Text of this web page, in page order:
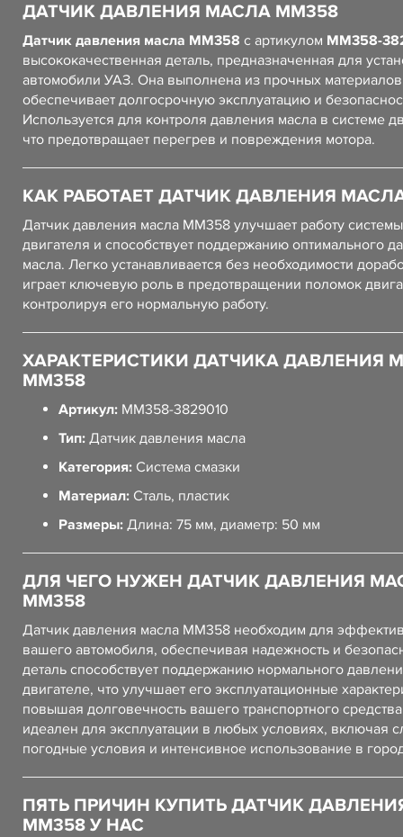
ДАТЧИК ДАВЛЕНИЯ МАСЛА ММ358
Датчик давления масла ММ358 с артикулом ММ358-
высококачественная деталь, предназначенная для
автомобили УАЗ. Она выполнена из прочных
обеспечивает долгосрочную эксплуатацию и
Используется для контроля давления масла в системе
что предотвращает перегрев и повреждения мотора.
КАК РАБОТАЕТ ДАТЧИК ДАВЛЕНИЯ
Датчик давления масла ММ358 улучшает работу
двигателя и способствует поддержанию оптимального
масла. Легко устанавливается без необходимости
играет ключевую роль в предотвращении поломок
контролируя его нормальную работу.
ХАРАКТЕРИСТИКИ ДАТЧИКА ДАВЛЕНИЯ
ММ358
Артикул: ММ358-3829010
Тип: Датчик давления масла
Категория: Система смазки
Материал: Сталь, пластик
Размеры: Длина: 75 мм, диаметр: 50 мм
ДЛЯ ЧЕГО НУЖЕН ДАТЧИК ДАВЛЕНИЯ
ММ358
Датчик давления масла ММ358 необходим для
вашего автомобиля, обеспечивая надежность и
деталь способствует поддержанию нормального
двигателе, что улучшает его эксплуатационные
повышая долговечность вашего транспортного
идеален для эксплуатации в любых условиях, включая
погодные условия и интенсивное использование в
ПЯТЬ ПРИЧИН КУПИТЬ ДАТЧИК
ММ358 У НАС